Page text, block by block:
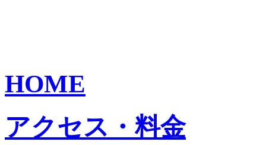
HOME
アクセス・料金